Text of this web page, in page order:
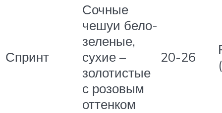
Спринт
Сочные
чешуи бело-
зеленые,
сухие –
золотистые
с розовым
оттенком
20-26